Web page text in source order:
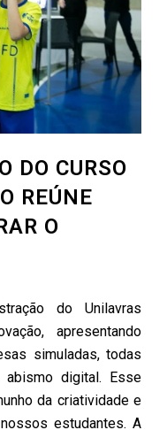
DO CURSO
REÚNE
O
do Unilavras
apresentando
simuladas, todas
digital. Esse
da criatividade e
estudantes. A